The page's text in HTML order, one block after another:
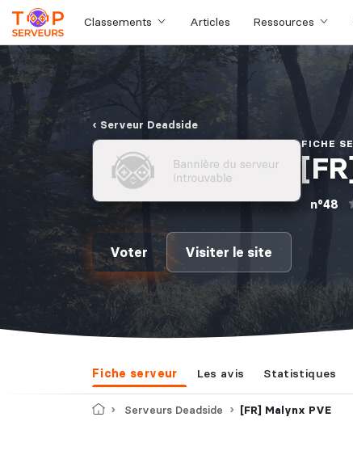
Classements Articles Ressources
Serveur Deadside
FICHE
n°48
Voter Visiter le site
Fiche serveur Les avis Statistiques
AccueilServeurs Deadside [FR] Malynx PVE